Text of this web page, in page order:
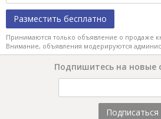
Разместить бесплатно
Принимаются только объявление о продаже
Внимание, объявления модерируются
Подпишитесь на новые
Подписаться